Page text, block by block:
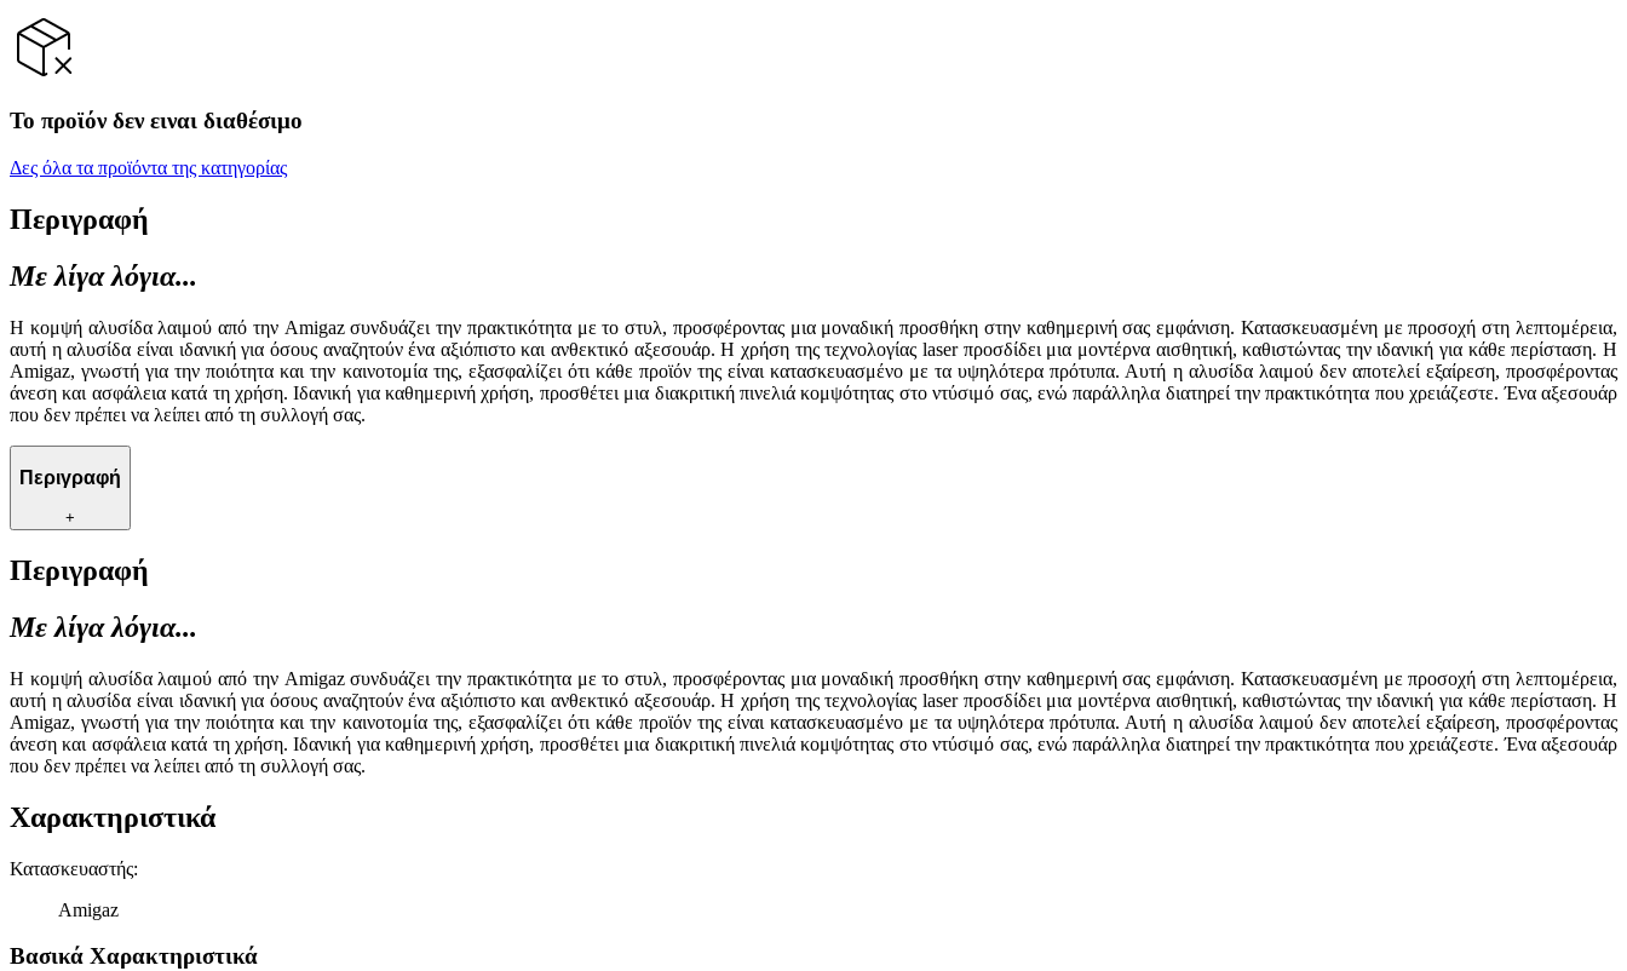
Το προϊόν δεν ειναι διαθέσιμο
Δες όλα τα προϊόντα της κατηγορίας
Περιγραφή
Με λίγα λόγια...
Η κομψή αλυσίδα λαιμού από την Amigaz συνδυάζει την πρακτικότητα με το στυλ, προσφέροντας μια μοναδική προσθήκη στην καθημερινή σας εμφάνιση. Κατασκευασμένη με προσοχή στη λεπτομέρεια,
αυτή η αλυσίδα είναι ιδανική για όσους αναζητούν ένα αξιόπιστο και ανθεκτικό αξεσουάρ. Η χρήση της τεχνολογίας laser προσδίδει μια μοντέρνα αισθητική, καθιστώντας την ιδανική για κάθε περίσταση. Η
Amigaz, γνωστή για την ποιότητα και την καινοτομία της, εξασφαλίζει ότι κάθε προϊόν της είναι κατασκευασμένο με τα υψηλότερα πρότυπα. Αυτή η αλυσίδα λαιμού δεν αποτελεί εξαίρεση, προσφέροντας
άνεση και ασφάλεια κατά τη χρήση. Ιδανική για καθημερινή χρήση, προσθέτει μια διακριτική πινελιά κομψότητας στο ντύσιμό σας, ενώ παράλληλα διατηρεί την πρακτικότητα που χρειάζεστε. Ένα αξεσουάρ
που δεν πρέπει να λείπει από τη συλλογή σας.
Περιγραφή
+
Περιγραφή
Με λίγα λόγια...
Η κομψή αλυσίδα λαιμού από την Amigaz συνδυάζει την πρακτικότητα με το στυλ, προσφέροντας μια μοναδική προσθήκη στην καθημερινή σας εμφάνιση. Κατασκευασμένη με προσοχή στη λεπτομέρεια,
αυτή η αλυσίδα είναι ιδανική για όσους αναζητούν ένα αξιόπιστο και ανθεκτικό αξεσουάρ. Η χρήση της τεχνολογίας laser προσδίδει μια μοντέρνα αισθητική, καθιστώντας την ιδανική για κάθε περίσταση. Η
Amigaz, γνωστή για την ποιότητα και την καινοτομία της, εξασφαλίζει ότι κάθε προϊόν της είναι κατασκευασμένο με τα υψηλότερα πρότυπα. Αυτή η αλυσίδα λαιμού δεν αποτελεί εξαίρεση, προσφέροντας
άνεση και ασφάλεια κατά τη χρήση. Ιδανική για καθημερινή χρήση, προσθέτει μια διακριτική πινελιά κομψότητας στο ντύσιμό σας, ενώ παράλληλα διατηρεί την πρακτικότητα που χρειάζεστε. Ένα αξεσουάρ
που δεν πρέπει να λείπει από τη συλλογή σας.
Χαρακτηριστικά
Κατασκευαστής:
Amigaz
Βασικά Χαρακτηριστικά